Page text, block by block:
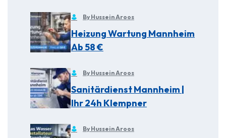
By Hussein Aroos
Heizung Wartung Mannheim
Ab 58 €
By Hussein Aroos
Sanitärdienst Mannheim |
Ihr 24h Klempner
By Hussein Aroos